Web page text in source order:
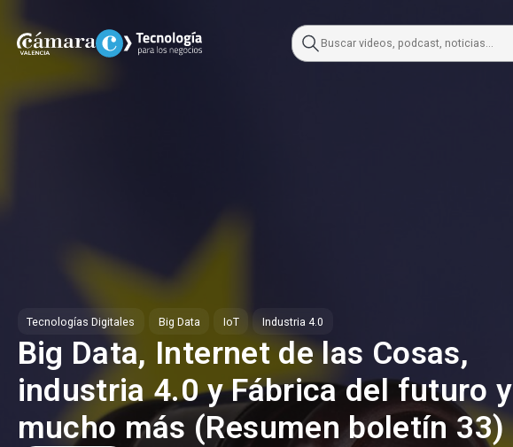
content
Tecnologías Digitales Big Data IoT Industria 4.0
Big Data, Internet de las Cosas,
industria 4.0 y Fábrica del futuro y
mucho más (Resumen boletín 33)